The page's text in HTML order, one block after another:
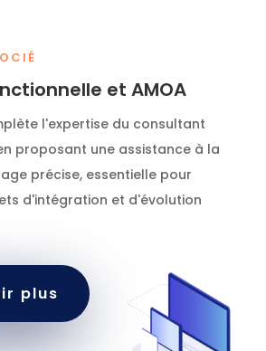
et AMOA
l'expertise du consultant
proposant une assistance à la
précise, essentielle pour
d'intégration et d'évolution
plus